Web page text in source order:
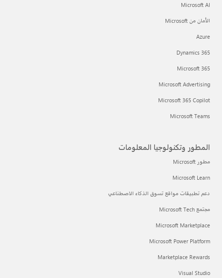
Microsoft AI
الأمان من Microsoft
Azure
Dynamics 365
Microsoft 365
Microsoft Advertising
Microsoft 365 Copilot
Microsoft Teams
المطور وتكنولوجيا المعلومات
مطور Microsoft
Microsoft Learn
دعم تطبيقات مواقع تسوق الذكاء الاصطناعي
مجتمع Microsoft Tech
Microsoft Marketplace
Microsoft Power Platform
Marketplace Rewards
Visual Studio